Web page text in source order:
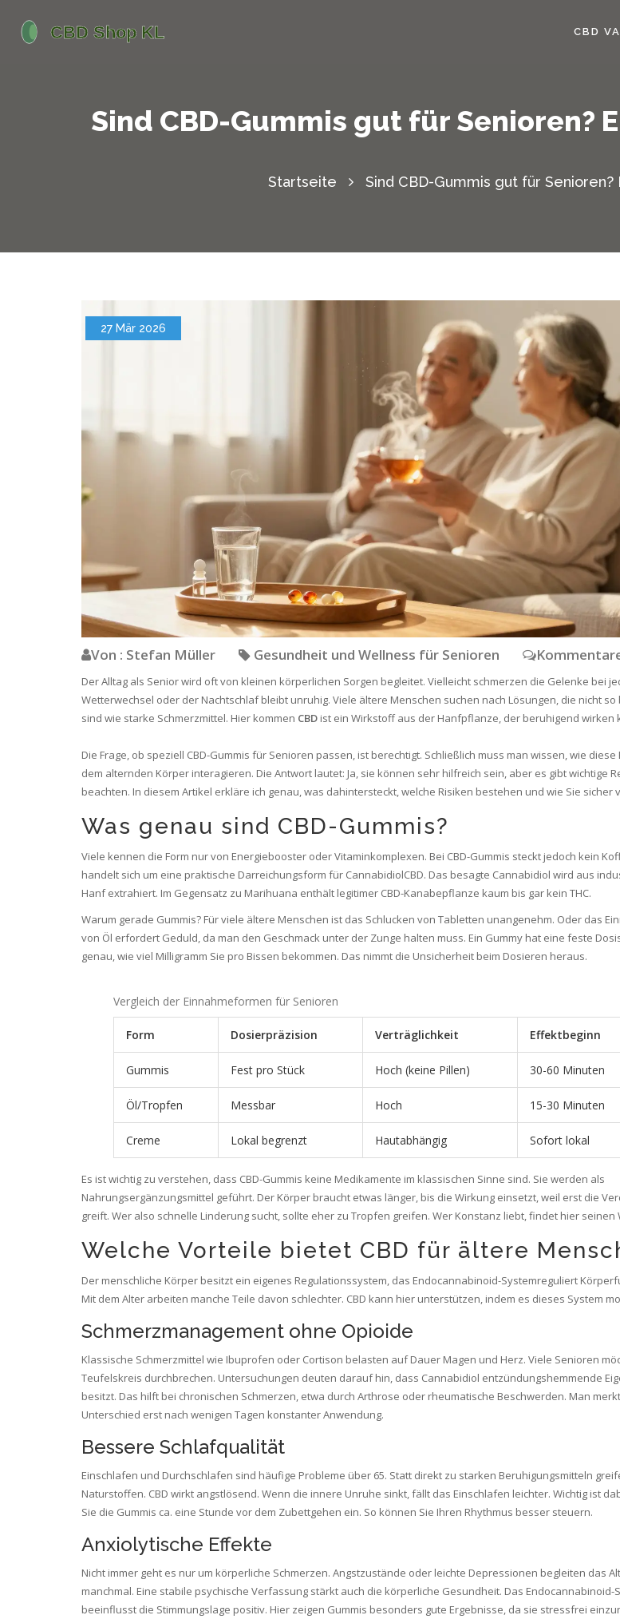
CBD
Sind CBD-Gummis gut für Senioren?
Startseite Sind CBD-Gummis gut für
27 Mär 2026
Von : Stefan Müller Gesundheit und Wellness für Senioren
Der Alltag als Senior wird oft von kleinen körperlichen Sorgen begleitet. Vielleicht schmerzen die Gelenke bei
Wetterwechsel oder der Nachtschlaf bleibt unruhig. Viele ältere Menschen suchen nach Lösungen, die nicht
sind wie starke Schmerzmittel. Hier kommen CBD ist ein Wirkstoff aus der Hanfpflanze, der beruhigend wirken
Die Frage, ob speziell CBD-Gummis für Senioren passen, ist berechtigt. Schließlich muss man wissen, wie
dem alternden Körper interagieren. Die Antwort lautet: Ja, sie können sehr hilfreich sein, aber es gibt wichtige
beachten. In diesem Artikel erkläre ich genau, was dahintersteckt, welche Risiken bestehen und wie Sie sicher
Was genau sind CBD-Gummis?
Viele kennen die Form nur von Energiebooster oder Vitaminkomplexen. Bei CBD-Gummis steckt jedoch kein
handelt sich um eine praktische Darreichungsform für CannabidiolCBD. Das besagte Cannabidiol wird aus
Hanf extrahiert. Im Gegensatz zu Marihuana enthält legitimer CBD-Kanabepflanze kaum bis gar kein THC.
Warum gerade Gummis? Für viele ältere Menschen ist das Schlucken von Tabletten unangenehm. Oder das
von Öl erfordert Geduld, da man den Geschmack unter der Zunge halten muss. Ein Gummy hat eine feste
genau, wie viel Milligramm Sie pro Bissen bekommen. Das nimmt die Unsicherheit beim Dosieren heraus.
Vergleich der Einnahmeformen für Senioren
Form Dosierpräzision Verträglichkeit Effektbeginn
Gummis Fest pro Stück Hoch (keine Pillen) 30-60 Minuten
Öl/Tropfen Messbar Hoch 15-30 Minuten
Creme Lokal begrenzt Hautabhängig Sofort lokal
Es ist wichtig zu verstehen, dass CBD-Gummis keine Medikamente im klassischen Sinne sind. Sie werden als
Nahrungsergänzungsmittel geführt. Der Körper braucht etwas länger, bis die Wirkung einsetzt, weil erst die
greift. Wer also schnelle Linderung sucht, sollte eher zu Tropfen greifen. Wer Konstanz liebt, findet hier seinen
Welche Vorteile bietet CBD für ältere
Der menschliche Körper besitzt ein eigenes Regulationssystem, das Endocannabinoid-Systemreguliert
Mit dem Alter arbeiten manche Teile davon schlechter. CBD kann hier unterstützen, indem es dieses System
Schmerzmanagement ohne Opioide
Klassische Schmerzmittel wie Ibuprofen oder Cortison belasten auf Dauer Magen und Herz. Viele Senioren
Teufelskreis durchbrechen. Untersuchungen deuten darauf hin, dass Cannabidiol entzündungshemmende
besitzt. Das hilft bei chronischen Schmerzen, etwa durch Arthrose oder rheumatische Beschwerden. Man
Unterschied erst nach wenigen Tagen konstanter Anwendung.
Bessere Schlafqualität
Einschlafen und Durchschlafen sind häufige Probleme über 65. Statt direkt zu starken Beruhigungsmitteln
Naturstoffen. CBD wirkt angstlösend. Wenn die innere Unruhe sinkt, fällt das Einschlafen leichter. Wichtig ist
Sie die Gummis ca. eine Stunde vor dem Zubettgehen ein. So können Sie Ihren Rhythmus besser steuern.
Anxiolytische Effekte
Nicht immer geht es nur um körperliche Schmerzen. Angstzustände oder leichte Depressionen begleiten das
manchmal. Eine stabile psychische Verfassung stärkt auch die körperliche Gesundheit. Das Endocannabinoid-
beeinflusst die Stimmungslage positiv. Hier zeigen Gummis besonders gute Ergebnisse, da sie stressfrei